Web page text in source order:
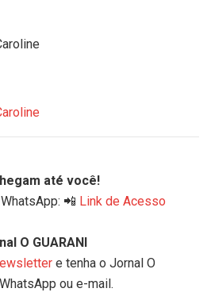
até você!
📲 Link de Acesso
O GUARANI
e tenha o Jornal O
ou e-mail.